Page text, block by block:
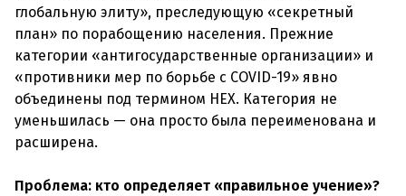
глобальную элиту», преследующую «секретный
план» по порабощению населения. Прежние
категории «антигосударственные организации» и
«противники мер по борьбе с COVID-19» явно
объединены под термином HEX. Категория не
уменьшилась — она просто была переименована и
расширена.
Проблема: кто определяет «правильное учение»?